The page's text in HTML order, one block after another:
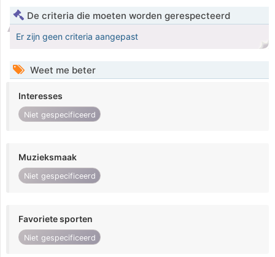
De criteria die moeten worden gerespecteerd
Er zijn geen criteria aangepast
Weet me beter
Interesses
Niet gespecificeerd
Muzieksmaak
Niet gespecificeerd
Favoriete sporten
Niet gespecificeerd